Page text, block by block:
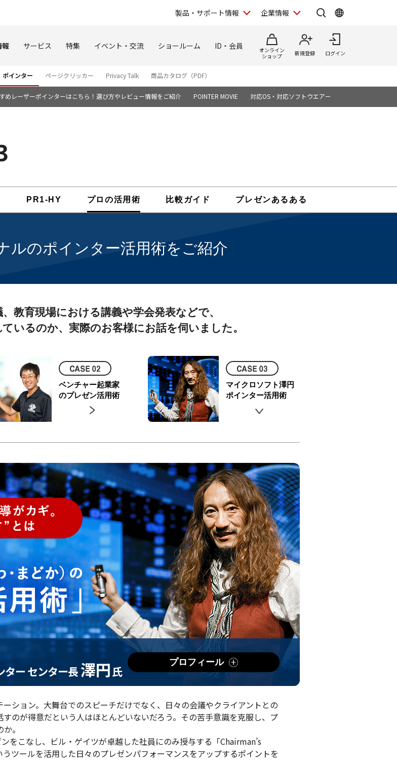
製品・サポート情報 企業情報
サービス 特集 イベント・交流 ショールーム ID・会員
オンライン
ショップ
新規登録 ログイン
ポインター ページクリッカー Privacy Talk 商品カタログ（PDF）
めレーザーポインターはこちら！選び方やレビュー情報をご紹介 POINTER MOVIE 対応OS・対応ソフトウエア一覧
PR1-HY プロの活用術 比較ガイド プレゼンあるある
ルのポインター活用術をご紹介
教育現場における講義や学会発表などで、
いるのか、実際のお客様にお話を伺いました。
ベンチャー起業家
のプレゼン活用術
マイクロソフト澤円
ポインター活用術
ター センター長 澤円氏
プロフィール
ション。大舞台でのスピーチだけでなく、日々の会議やクライアントとの
のが得意だという人はほとんどいないだろう。その苦手意識を克服し、プ
。
をこなし、ビル・ゲイツが卓越した社員にのみ授与する「Chairman’s
ツールを活用した日々のプレゼンパフォーマンスをアップするポイントを